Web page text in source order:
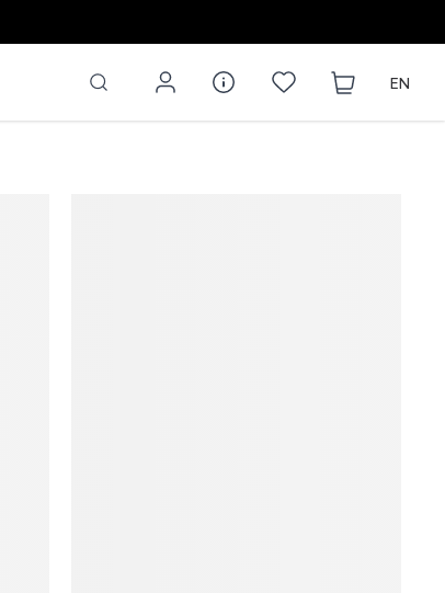
EN